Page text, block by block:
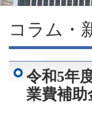
コラム・
令和5年
業費補